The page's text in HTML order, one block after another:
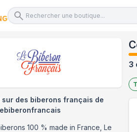
3
sur des biberons français de
100 % made in France, Le